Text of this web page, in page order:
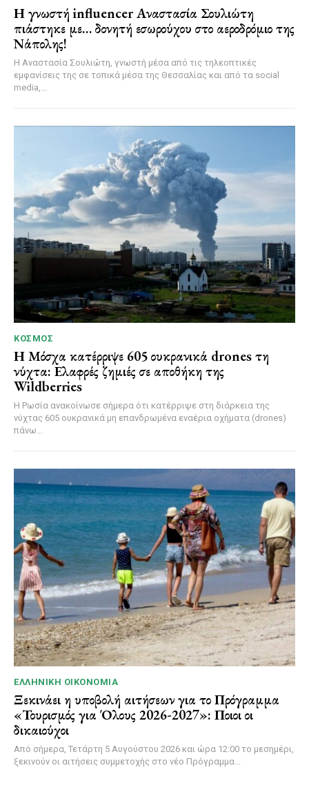
Η γνωστή influencer Αναστασία Σουλιώτη
πιάστηκε με… δονητή εσωρούχου στο αεροδρόμιο της
Νάπολης!
Η Αναστασία Σουλιώτη, γνωστή μέσα από τις τηλεοπτικές
εμφανίσεις της σε τοπικά μέσα της Θεσσαλίας και από τα social
media,...
ΚΌΣΜΟΣ
Η Μόσχα κατέρριψε 605 ουκρανικά drones τη
νύχτα: Ελαφρές ζημιές σε αποθήκη της
Wildberries
Η Ρωσία ανακοίνωσε σήμερα ότι κατέρριψε στη διάρκεια της
νύχτας 605 ουκρανικά μη επανδρωμένα εναέρια οχήματα (drones)
πάνω...
ΕΛΛΗΝΙΚΉ ΟΙΚΟΝΟΜΊΑ
Ξεκινάει η υποβολή αιτήσεων για το Πρόγραμμα
«Τουρισμός για Όλους 2026-2027»: Ποιοι οι
δικαιούχοι
Από σήμερα, Τετάρτη 5 Αυγούστου 2026 και ώρα 12:00 το μεσημέρι,
ξεκινούν οι αιτήσεις συμμετοχής στο νέο Πρόγραμμα...